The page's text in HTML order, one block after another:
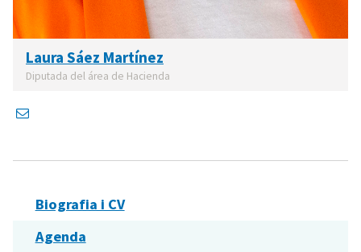
Laura Sáez Martínez
Diputada del área de Hacienda
Biografia i CV
Agenda